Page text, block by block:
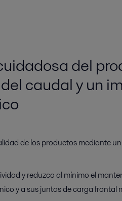
del
caudal y un
de los productos mediante
y reduzca al mínimo el
y a sus juntas de carga frontal